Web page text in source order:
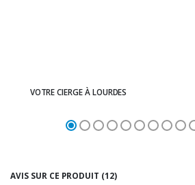
VOTRE CIERGE À LOURDES
AVIS SUR CE PRODUIT (12)